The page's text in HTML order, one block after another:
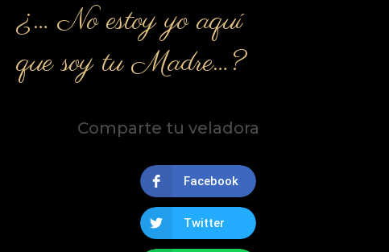
¿… No estoy yo aquí
que soy tu Madre…?
Comparte tu veladora
Facebook
Twitter